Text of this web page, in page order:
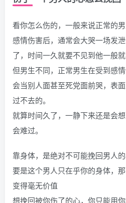
看你怎么伤的，一般来说正常的
感情伤害后，通常会大哭一场发
了，时间一久就要不见到他一般就
但男生不同，正常男生在受到感
会当别人面甚至死党面前哭，表
过不去的。
就算时间久了，一静下来还是会
会难过。
靠身体，是绝对不可能挽回男人
要是这个男人只在乎你的身体，
变得毫无价值
想挽回被你伤了的心，你只能用